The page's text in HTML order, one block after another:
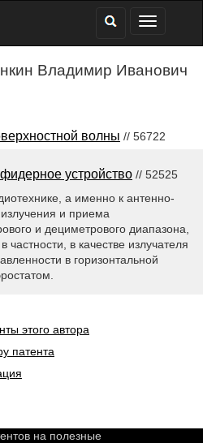
Владимир Иванович
волны // 56722
устройство // 52525
а именно к антенно-
и приема
и дециметрового диапазона,
в качестве излучателя
в горизонтальной
этого автора
патента
на полезные